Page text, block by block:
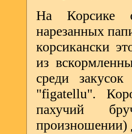
На Корсике
нарезанных
корсикански
из
среди
"figatellu".
пахучий
произношении)